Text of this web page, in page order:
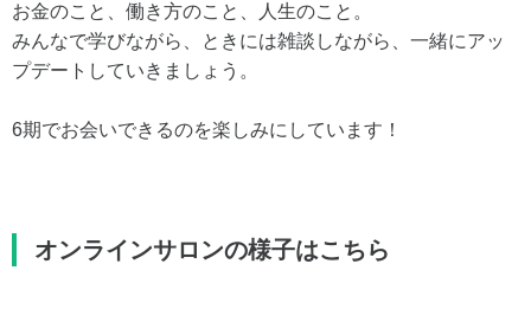
お金のこと、働き方のこと、人生のこと。
みんなで学びながら、ときには雑談しながら、一緒にアッ
プデートしていきましょう。
6期でお会いできるのを楽しみにしています！
オンラインサロンの様子はこちら